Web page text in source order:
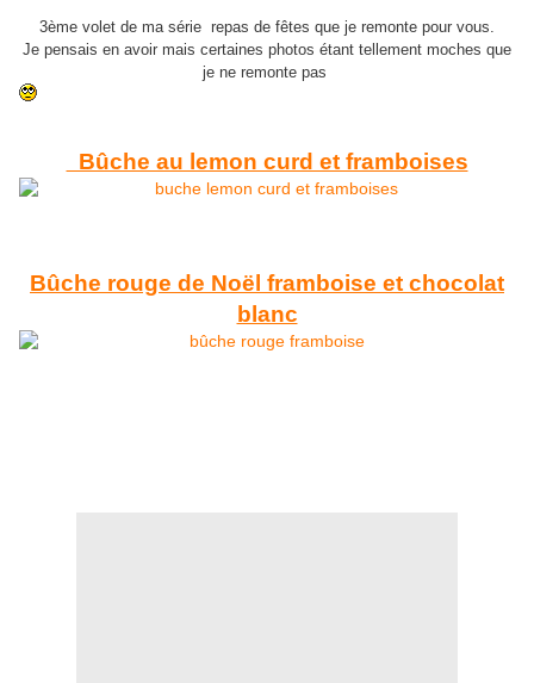
3ème volet de ma série repas de fêtes que je remonte pour vous.
Je pensais en avoir mais certaines photos étant tellement moches que
je ne remonte pas
Bûche au lemon curd et framboises
Bûche rouge de Noël framboise et chocolat
blanc